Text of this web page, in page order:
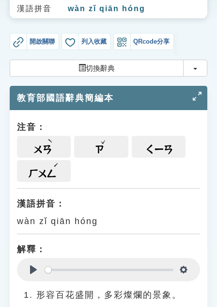
生字詞彙表
成語故事
索引選單
單字索引
遊戲專區
教學應用
貓頭鷹博士
漢語拼音 wàn zǐ qiān hóng
開啟關聯 列入收藏 QRcode分享
切換辭典 切換
教育部國語辭典簡編本
注音：
ㄨㄢ ㄗ ㄑㄧㄢ
ㄏㄨㄥ
漢語拼音：
wàn zǐ qiān hóng
解釋：
形容百花盛開，多彩燦爛的景象。